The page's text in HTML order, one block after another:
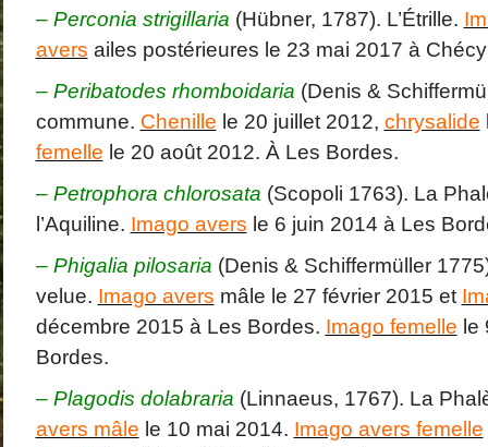
– Perconia strigillaria (Hübner, 1787). L’Étrille.
avers ailes postérieures le 23 mai 2017 à
– Peribatodes rhomboidaria (Denis &
commune. Chenille le 20 juillet 2012, chrysalide
femelle le 20 août 2012. À Les Bordes.
– Petrophora chlorosata (Scopoli 1763). La
l’Aquiline. Imago avers le 6 juin 2014 à Les
– Phigalia pilosaria (Denis & Schiffermüller
velue. Imago avers mâle le 27 février 2015 et
décembre 2015 à Les Bordes. Imago femelle le
Bordes.
– Plagodis dolabraria (Linnaeus, 1767). La
avers mâle le 10 mai 2014. Imago avers femelle